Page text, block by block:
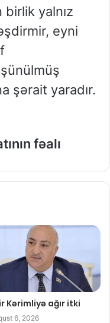
yalnız
eyni
şərait yaradır.
fəalı
Kərimliyə ağır itki
6, 2026